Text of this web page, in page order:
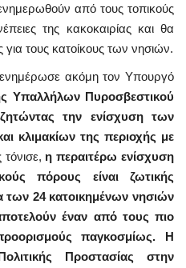
από τους τοπικούς
της κακοκαιρίας και θα
τους κατοίκους των νησιών.
ακόμη τον Υπουργό
Υπαλλήλων Πυροσβεστικού
την ενίσχυση των
κλιμακίων της περιοχής με
η περαιτέρω ενίσχυση
πόρους είναι ζωτικής
των 24 κατοικημένων νησιών
έναν από τους πιο
παγκοσμίως. Η
Προστασίας στην